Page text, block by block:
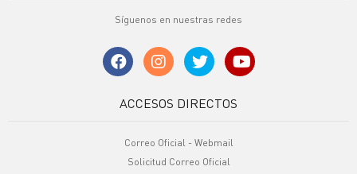
Síguenos en nuestras redes
ACCESOS DIRECTOS
Correo Oficial - Webmail
Solicitud Correo Oficial